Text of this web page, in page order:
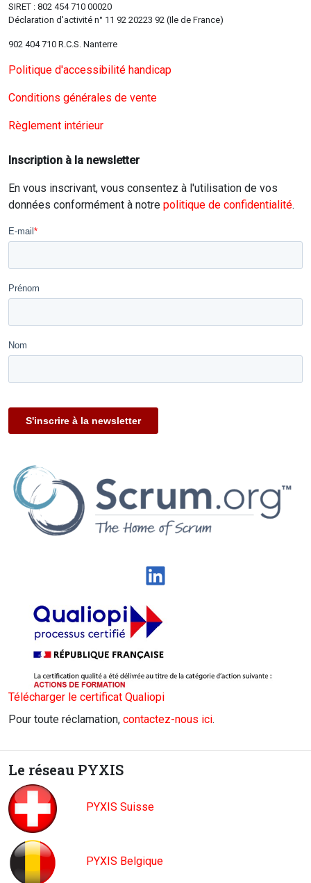
SIRET : 802 454 710 00020
Déclaration d'activité n° 11 92 20223 92 (Ile de France)
902 404 710 R.C.S. Nanterre
Politique d'accessibilité handicap
Conditions générales de vente
Règlement intérieur
Inscription à la newsletter
En vous inscrivant, vous consentez à l'utilisation de vos
données conformément à notre politique de confidentialité.
LinkedIn
Télécharger le certificat Qualiopi
Pour toute réclamation, contactez-nous ici.
Le réseau PYXIS
PYXIS Suisse
PYXIS Belgique